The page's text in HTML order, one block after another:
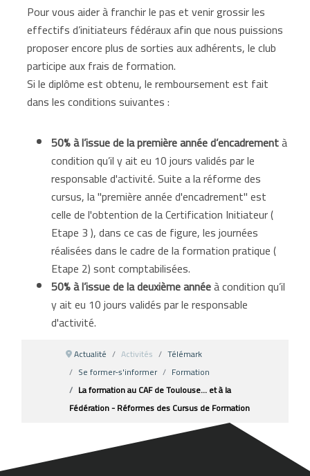
Pour vous aider à franchir le pas et venir grossir les
effectifs d’initiateurs fédéraux afin que nous puissions
proposer encore plus de sorties aux adhérents, le club
participe aux frais de formation.
Si le diplôme est obtenu, le remboursement est fait
dans les conditions suivantes :
50% à l’issue de la première année d’encadrementà
condition qu’il y ait eu 10 jours validés par le
responsable d'activité. Suite a la réforme des
cursus, la "première année d'encadrement" est
celle de l'obtention de la Certification Initiateur (
Etape 3 ), dans ce cas de figure, les journées
réalisées dans le cadre de la formation pratique (
Etape 2) sont comptabilisées.
50% à l’issue de la deuxième annéeà condition qu’il
y ait eu 10 jours validés par le responsable
d'activité.
Actualité Activités
Télémark
Se former-s'informer
Formation
La formation au CAF de Toulouse... et à la
Fédération - Réformes des Cursus de Formation